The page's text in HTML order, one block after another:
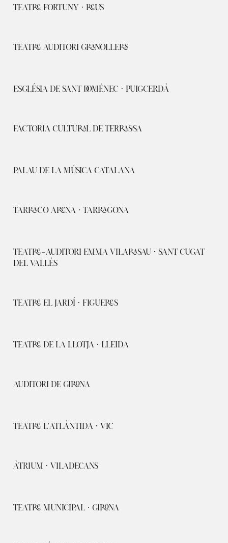
TEATRE FORTUNY · REUS
TEATRE AUDITORI GRANOLLERS
ESGLÉSIA DE SANT DOMÈNEC · PUIGCERDÀ
FACTORIA CULTURAL DE TERRASSA
PALAU DE LA MÚSICA CATALANA
TARRACO ARENA · TARRAGONA
TEATRE-AUDITORI EMMA VILARASAU · SANT CUGAT
DEL VALLÈS
TEATRE EL JARDÍ · FIGUERES
TEATRE DE LA LLOTJA · LLEIDA
AUDITORI DE GIRONA
TEATRE L'ATLÀNTIDA · VIC
ÀTRIUM · VILADECANS
TEATRE MUNICIPAL · GIRONA